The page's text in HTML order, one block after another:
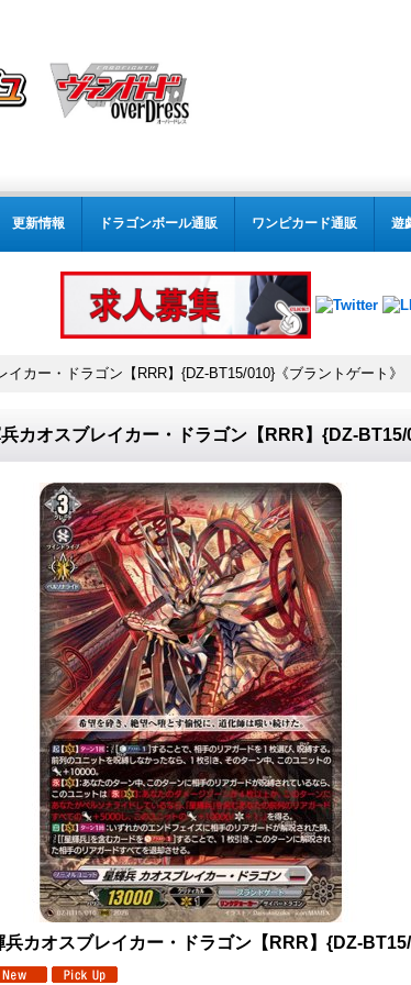
更新情報 ドラゴンボール通販 ワンピカード通販 遊
イカー・ドラゴン【RRR】{DZ-BT15/010}《ブラントゲート》
カオスブレイカー・ドラゴン【RRR】{DZ-BT15/
兵カオスブレイカー・ドラゴン【RRR】{DZ-